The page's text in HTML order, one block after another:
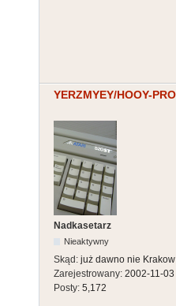
Nadkasetarz
Nieaktywny
Skąd: już dawno nie Krakow
Zarejestrowany: 2002-11-03
Posty: 5,172